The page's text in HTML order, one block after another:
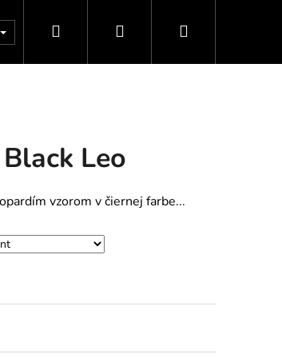
platby Vrátenie - Výmena - Reklamácia
Hľadať PrihlásenieNákupný
Leo
vzorom v čiernej farbe...